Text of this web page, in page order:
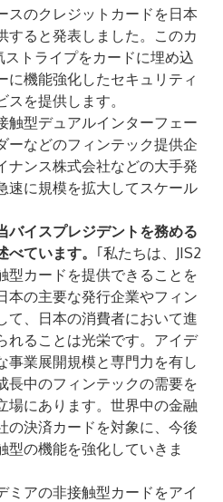
スのクレジットカードを日本
すると発表しました。このカ
ストライプをカードに埋め込
に機能強化したセキュリティ
を提供します。
触型デュアルインターフェー
ーなどのフィンテック提供企
ナンス株式会社などの大手発
速に規模を拡大してスケール
バイスプレジデントを務める
ています。 ｢私たちは、JIS2
型カードを提供できることを
本の主要な発行企業やフィン
て、日本の消費者において進
れることは光栄です。アイデ
事業展開規模と専門力を有し
長中のフィンテックの需要を
場にあります。世界中の金融
の決済カードを対象に、今後
型の機能を強化していきま
ミアの非接触型カードをアイ